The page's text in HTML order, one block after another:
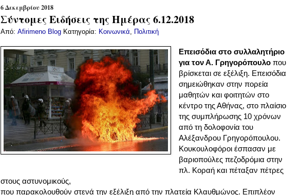
6 Δεκεμβρίου 2018
Σύντομες Ειδήσεις της Ημέρας 6.12.2018
Από: Afirimeno Blog Κατηγορία: Κοινωνικά Πολιτική
Επεισόδια στο συλλαλητήριο
για τον Α. Γρηγορόπουλοπου
βρίσκεται σε εξέλιξη. Επεισόδια
σημειώθηκαν στην πορεία
μαθητών και φοιτητών στο
κέντρο της Αθήνας, στο πλαίσιο
της συμπλήρωσης 10 χρόνων
από τη δολοφονία του
Αλέξανδρου Γρηγορόπουλου.
Kουκουλοφόροι έσπασαν με
βαριοπούλες πεζοδρόμια στην
πλ. Κοραή και πέταξαν πέτρες
στους αστυνομικούς,
που παρακολουθούν στενά την εξέλιξη από την πλατεία Κλαυθμώνος. Επιπλέον